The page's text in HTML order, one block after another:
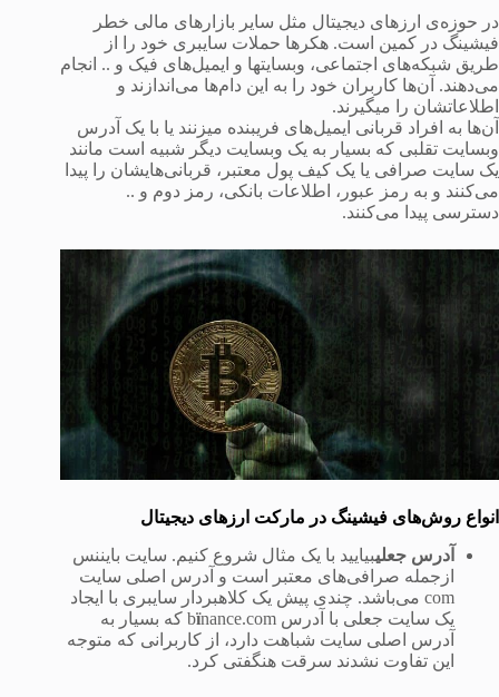
در حوزه‌ی ارزهای دیجیتال مثل سایر بازارهای مالی خطر
فیشینگ در کمین است. هکرها حملات سایبری خود را از
طریق شبکه‌های اجتماعی، وبسایت‎ها و ایمیل‌های فیک و .. انجام
می‌دهند. آن‌ها کاربران خود را به این دام‌ها می‌اندازند و
اطلاعاتشان را میگیرند.
آن‌ها به افراد قربانی ایمیل‌های فریبنده میزنند یا با یک آدرس
وبسایت تقلبی که بسیار به یک وبسایت دیگر شبیه است مانند
یک سایت صرافی یا یک کیف پول معتبر، قربانی‌هایشان را پیدا
می‌کنند و به رمز عبور، اطلاعات بانکی، رمز دوم و ..
دسترسی پیدا می‌کنند.
انواع روش‌های فیشینگ در مارکت ارزهای دیجیتال
آدرس جعلیبیایید با یک مثال شروع کنیم. سایت بایننس
ازجمله صرافی‌های معتبر است و آدرس اصلی سایت
com می‌باشد. چندی پیش یک کلاهبردار سایبری با ایجاد
یک سایت جعلی با آدرس b
ï
nance.com که بسیار به
آدرس اصلی سایت شباهت دارد، از کاربرانی که متوجه
این تفاوت نشدند سرقت هنگفتی کرد.